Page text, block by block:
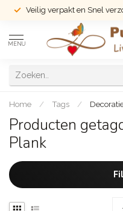
Veilig verpakt en Snel
MENU
Home / Tags /
Producten
Plank